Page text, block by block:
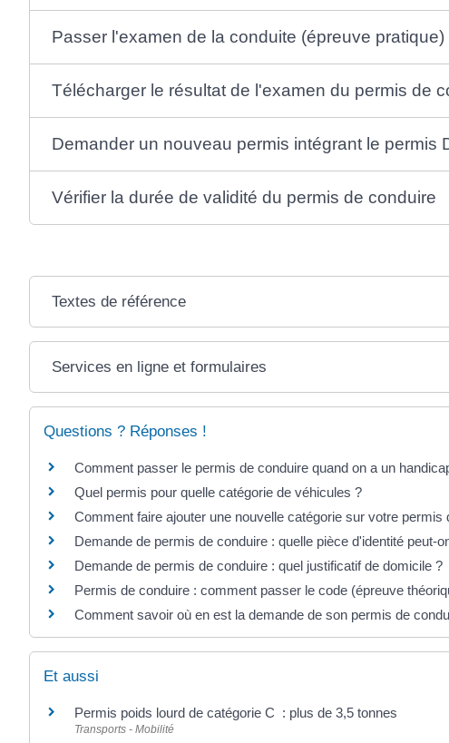
Passer l'examen de la conduite (épreuve pratique)
Télécharger le résultat de l'examen du permis de
Demander un nouveau permis intégrant le permis
Vérifier la durée de validité du permis de conduire
Textes de référence
Services en ligne et formulaires
Questions ? Réponses !
Comment passer le permis de conduire quand on a un
Quel permis pour quelle catégorie de véhicules ?
Comment faire ajouter une nouvelle catégorie sur votre permis
Demande de permis de conduire : quelle pièce d'identité peut-
Demande de permis de conduire : quel justificatif de domicile ?
Permis de conduire : comment passer le code (épreuve
Comment savoir où en est la demande de son permis de
Et aussi
Permis poids lourd de catégorie C : plus de 3,5 tonnes
Transports - Mobilité